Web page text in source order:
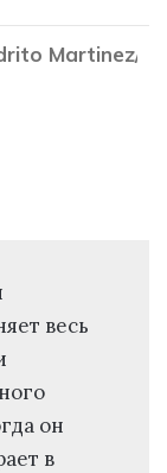
Martinez/
весь
он
в